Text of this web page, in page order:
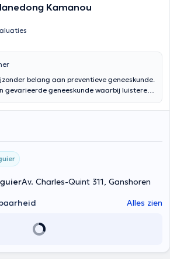
Kamanou
belang aan preventieve geneeskunde.
gevarieerde geneeskunde waarbij luisteren
Av. Charles-Quint 311, Ganshoren
Alles zien